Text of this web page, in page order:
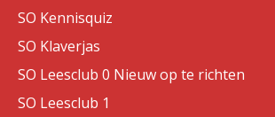
SO Kennisquiz
SO Klaverjas
SO Leesclub 0 Nieuw op te richten
SO Leesclub 1